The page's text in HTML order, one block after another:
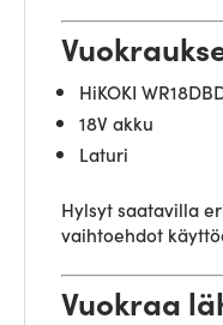
HiKOKI
18V akku
Laturi
Hylsyt saatavilla
vaihtoehdot
Vuokraa